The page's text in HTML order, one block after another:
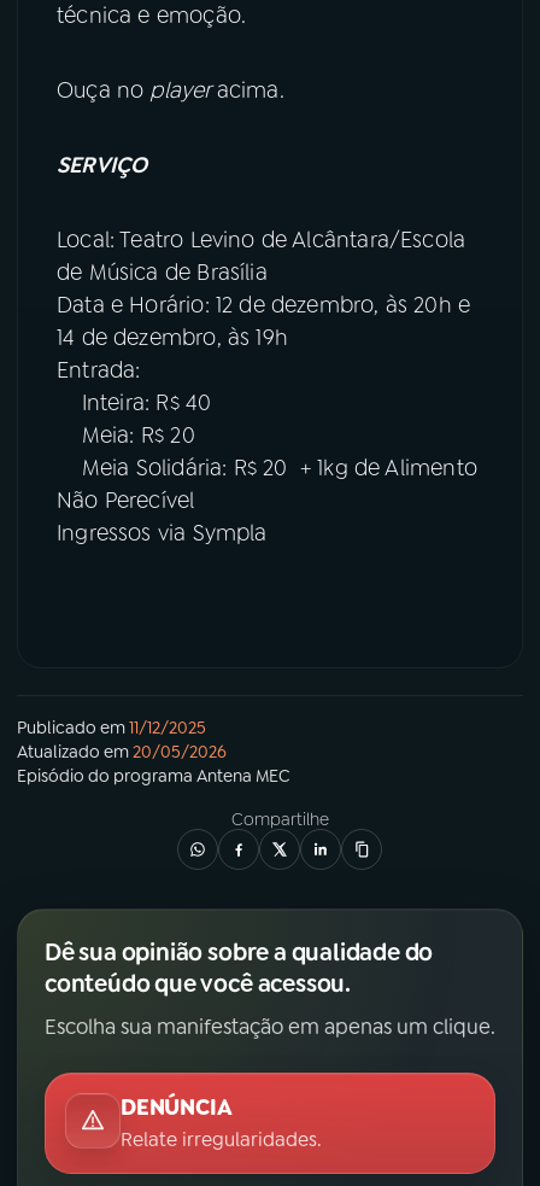
Instagram
TikTok
técnica e emoção.
Ouça no playeracima.
SERVIÇO
Local: Teatro Levino de Alcântara/Escola
de Música de Brasília
Data e Horário: 12 de dezembro, às 20h e
14 de dezembro, às 19h
Entrada:
Inteira: R$ 40
Meia: R$ 20
Meia Solidária: R$ 20 + 1kg de Alimento
Não Perecível
Ingressos via Sympla
Publicado em11/12/2025
Atualizado em20/05/2026
Episódio do programa Antena MEC
Compartilhe
Dê sua opinião sobre a qualidade do
conteúdo que você acessou.
Escolha sua manifestação em apenas um clique.
DENÚNCIA
Relate irregularidades.